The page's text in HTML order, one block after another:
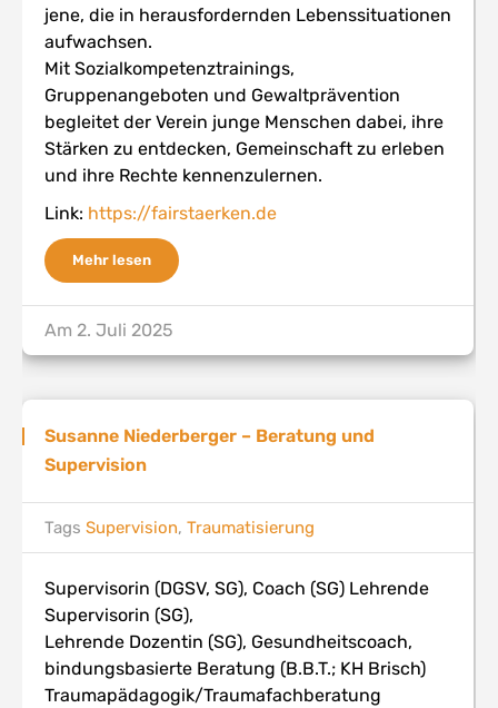
jene, die in herausfordernden Lebenssituationen
aufwachsen.
Mit Sozialkompetenztrainings,
Gruppenangeboten und Gewaltprävention
begleitet der Verein junge Menschen dabei, ihre
Stärken zu entdecken, Gemeinschaft zu erleben
und ihre Rechte kennenzulernen.
Link: https://fairstaerken.de
Mehr lesen
Am 2. Juli 2025
Susanne Niederberger – Beratung und
Supervision
TagsSupervision,Traumatisierung
Supervisorin (DGSV, SG), Coach (SG) Lehrende
Supervisorin (SG),
Lehrende Dozentin (SG), Gesundheitscoach,
bindungsbasierte Beratung (B.B.T.; KH Brisch)
Traumapädagogik/Traumafachberatung